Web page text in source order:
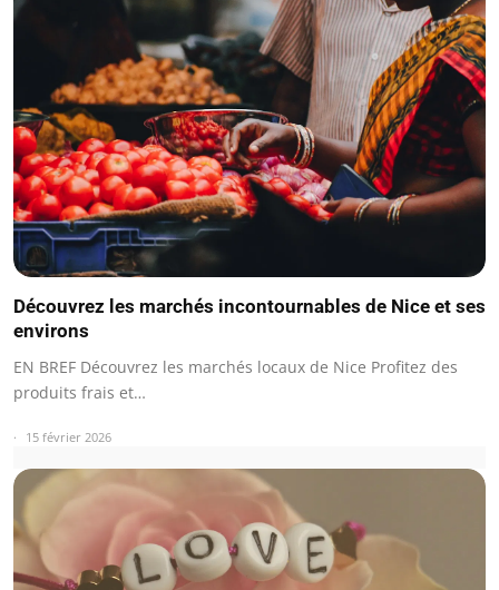
Découvrez les marchés incontournables de Nice et ses
environs
EN BREF Découvrez les marchés locaux de Nice Profitez des
produits frais et…
15 février 2026